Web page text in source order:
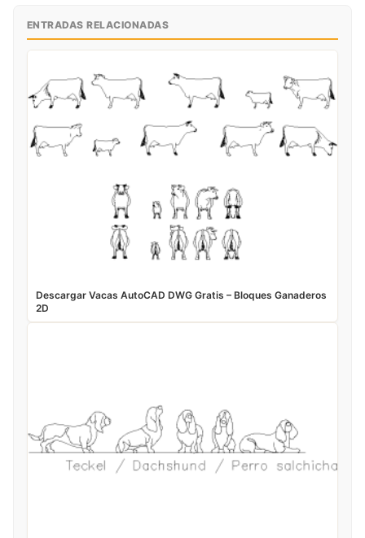
ENTRADAS RELACIONADAS
Descargar Vacas AutoCAD DWG Gratis – Bloques Ganaderos
2D